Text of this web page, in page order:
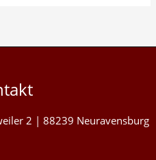
2 | 88239 Neuravensburg